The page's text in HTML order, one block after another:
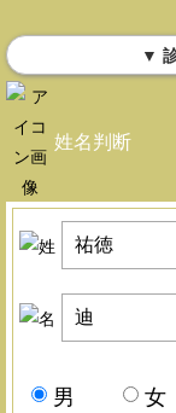
▼
姓名判断
男 女